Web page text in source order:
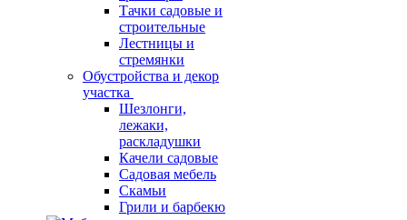
Тачки садовые и
строительные
Лестницы и
стремянки
Обустройства и декор
участка
Шезлонги,
лежаки,
раскладушки
Качели садовые
Садовая мебель
Скамьи
Грили и барбекю